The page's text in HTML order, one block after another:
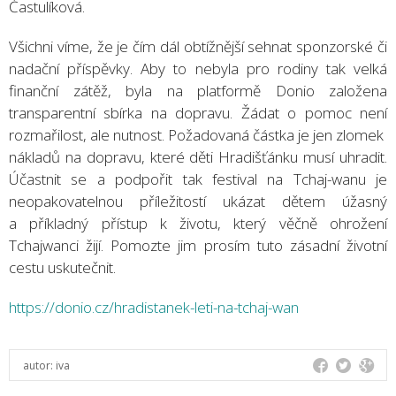
Častulíková.
Všichni víme, že je čím dál obtížnější sehnat sponzorské či
nadační příspěvky. Aby to nebyla pro rodiny tak velká
finanční zátěž, byla na platformě Donio založena
transparentní sbírka na dopravu. Žádat o pomoc není
rozmařilost, ale nutnost. Požadovaná částka je jen zlomek
nákladů na dopravu, které děti Hradišťánku musí uhradit.
Účastnit se a podpořit tak festival na Tchaj-wanu je
neopakovatelnou příležitostí ukázat dětem úžasný
a příkladný přístup k životu, který věčně ohrožení
Tchajwanci žijí. Pomozte jim prosím tuto zásadní životní
cestu uskutečnit.
https://donio.cz/hradistanek-leti-na-tchaj-wan
autor: iva